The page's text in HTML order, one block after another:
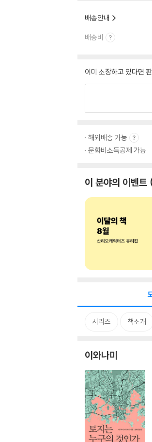
배송안내
배송비
이미 소장하고 있다면
해외배송 가능
문화비소득공제 가능
이 분야의 이벤트
시리즈 책소개
이와나미